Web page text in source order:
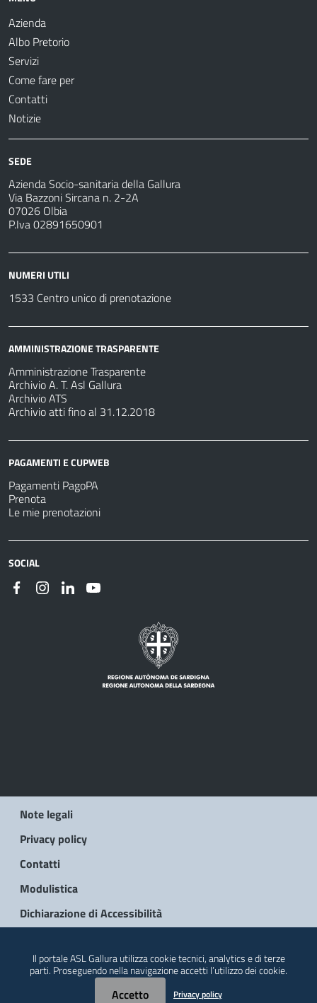
Azienda
Albo Pretorio
Servizi
Come fare per
Contatti
Notizie
SEDE
Azienda Socio-sanitaria della Gallura
Via Bazzoni Sircana n. 2-2A
07026 Olbia
P.Iva 02891650901
NUMERI UTILI
1533 Centro unico di prenotazione
AMMINISTRAZIONE TRASPARENTE
Amministrazione Trasparente
Archivio A. T. Asl Gallura
Archivio ATS
Archivio atti fino al 31.12.2018
PAGAMENTI E CUPWEB
Pagamenti PagoPA
Prenota
Le mie prenotazioni
SOCIAL
Note legali
Privacy policy
Contatti
Modulistica
Dichiarazione di Accessibilità
Il portale ASL Gallura utilizza cookie tecnici, analytics e di terze
parti. Proseguendo nella navigazione accetti l’utilizzo dei cookie.
Accetto Privacy policy